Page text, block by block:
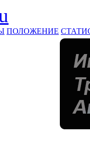
ПОЛОЖЕНИЕ